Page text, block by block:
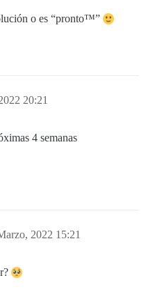
o es “pronto™”
20:21
4 semanas
2022 15:21